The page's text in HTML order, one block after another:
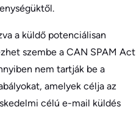
a küldő potenciálisan
szembe a CAN SPAM Act
nem tartják be a
amelyek célja az
célú e-mail küldés